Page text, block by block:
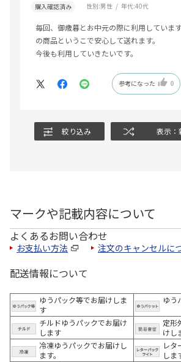
購入確認済み 性別:男性 年代:40代
毎回、御歳暮とお中元の際に利用していま
の商品というこで安心して送れます。
今後も利用していきたいです。
参考になった 0
絞り込み 表示：
マークや記載内容について
よくあるお問い合わせ
お支払い方法 注文のキャンセルに
配送情報について
ゆうパック等でお届けしま
す
ゆう
チルドゆうパックでお届け
します
定形
けし
冷凍ゆうパックでお届けし
ます。
レタ
しま